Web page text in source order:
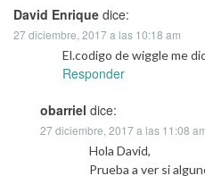
David Enrique dice:
27 diciembre, 2017 a las 10:18 am
El.codigo de wiggle me
Responder
obarriel dice:
27 diciembre, 2017 a las 11:08
Hola David,
Prueba a ver si